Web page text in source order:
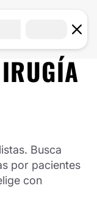
Busca
por pacientes
con